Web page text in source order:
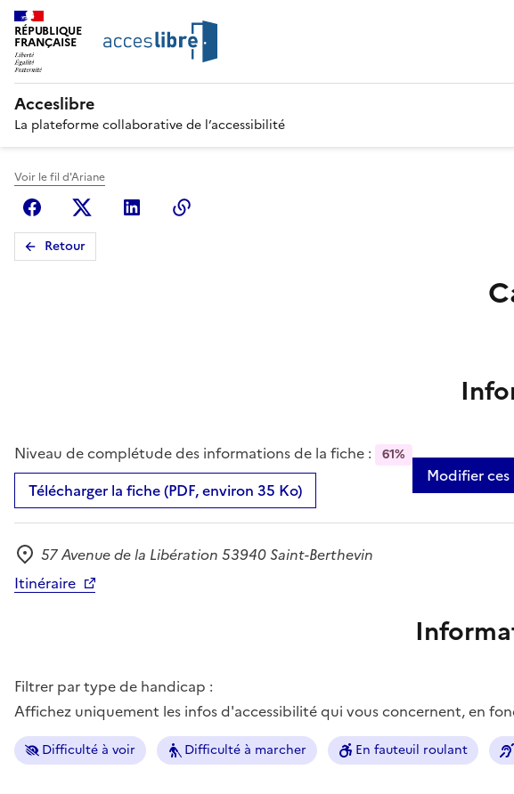
RÉPUBLIQUE
FRANÇAISE
Acceslibre
La plateforme collaborative de l’accessibilité
Voir le fil d'Ariane
FacebookX (anciennement Twitter)
Linkedin
Retour
Niveau de complétude des informations de la fiche : 61%
Télécharger la fiche (PDF, environ 35 Ko)
Modifier
Adresse
57 Avenue de la Libération 53940 Saint-Berthevin
Itinéraire
Filtrer par type de handicap :
Affichez uniquement les infos d'accessibilité qui vous concernent, en
Difficulté à voir Difficulté à marcher En fauteuil roulant